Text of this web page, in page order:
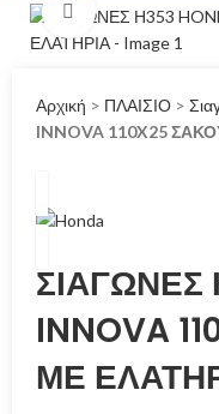
Click to enlarge
Αρχική > ΠΛΑΙΣΙΟ >
INNOVA 110X25
ΣΙΑΓΩΝΕΣ
INNOVA
ΜΕ